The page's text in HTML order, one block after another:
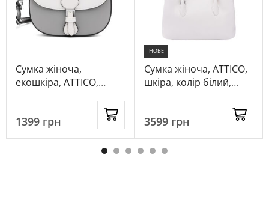
Сумка жіноча,
екошкіра, ATTICO,
1399 грн
НОВЕ
Сумка жіноча, ATTICO,
шкіра, колір білий,
3599 грн